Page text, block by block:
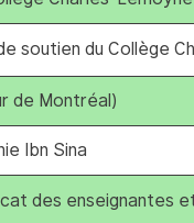
soutien du Collège
de Montréal)
Ibn Sina
des enseignantes